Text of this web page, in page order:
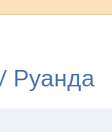
Руанда